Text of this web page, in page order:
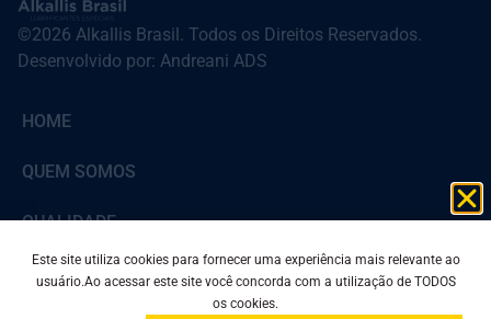
©2026 Alkallis Brasil. Todos os Direitos Reservados.
Desenvolvido por: Andreani ADS
HOME
QUEM SOMOS
QUALIDADE
PRODUTOS
Este site utiliza cookies para fornecer uma experiência mais relevante ao
usuário.Ao acessar este site você concorda com a utilização de TODOS
os cookies.